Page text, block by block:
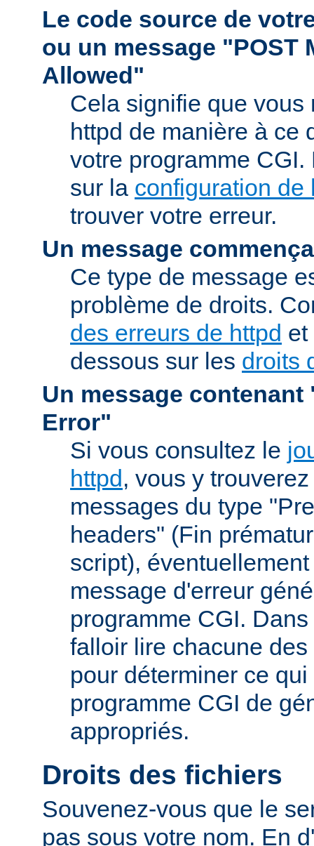
Le code source de
ou un message "POST
Allowed"
Cela signifie que vous
httpd de manière à ce
votre programme
sur la configuration de
trouver votre erreur.
Un message
Ce type de message
problème de droits.
des erreurs de httpd et
dessous sur les droits
Un message contenant
Error"
Si vous consultez le
httpd, vous y
messages du type
headers" (Fin
script),
message d'erreur
programme CGI.
falloir lire chacune
pour déterminer ce
programme CGI de
appropriés.
Droits des fichiers
Souvenez-vous que le
pas sous votre nom. En